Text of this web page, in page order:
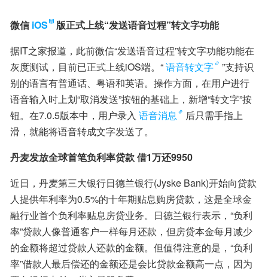
微信 iOS
版正式上线“发送语音过程”转文字功能
据IT之家报道，此前微信“发送语音过程”转文字功能功能在
灰度测试，目前已正式上线iOS端。“语音转文字
”支持识
别的语言有普通话、粤语和英语。操作方面，在用户进行
语音输入时上划“取消发送”按钮的基础上，新增“转文字”按
钮。在7.0.5版本中，用户录入 语音消息
后只需手指上
滑，就能将语音转成文字发送了。
丹麦发放全球首笔负利率贷款 借1万还9950
近日，丹麦第三大银行日德兰银行(Jyske Bank)开始向贷款
人提供年利率为0.5%的十年期贴息购房贷款，这是全球金
融行业首个负利率贴息房贷业务。日德兰银行表示，“负利
率”贷款人像普通客户一样每月还款，但房贷本金每月减少
的金额将超过贷款人还款的金额。但值得注意的是，“负利
率”借款人最后偿还的金额还是会比贷款金额高一点，因为